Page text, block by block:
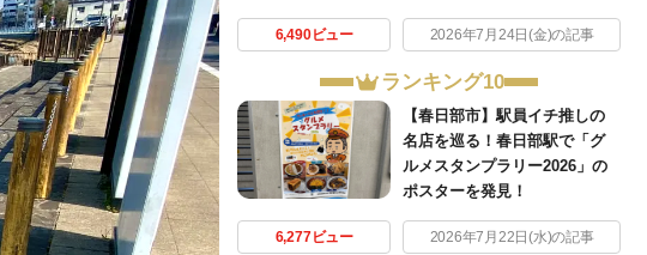
6,490ビュー 2026年7月24日(金)の記事
ランキング10
【春日部市】駅員イチ推しの
名店を巡る！春日部駅で「グ
ルメスタンプラリー2026」の
ポスターを発見！
6,277ビュー 2026年7月22日(水)の記事